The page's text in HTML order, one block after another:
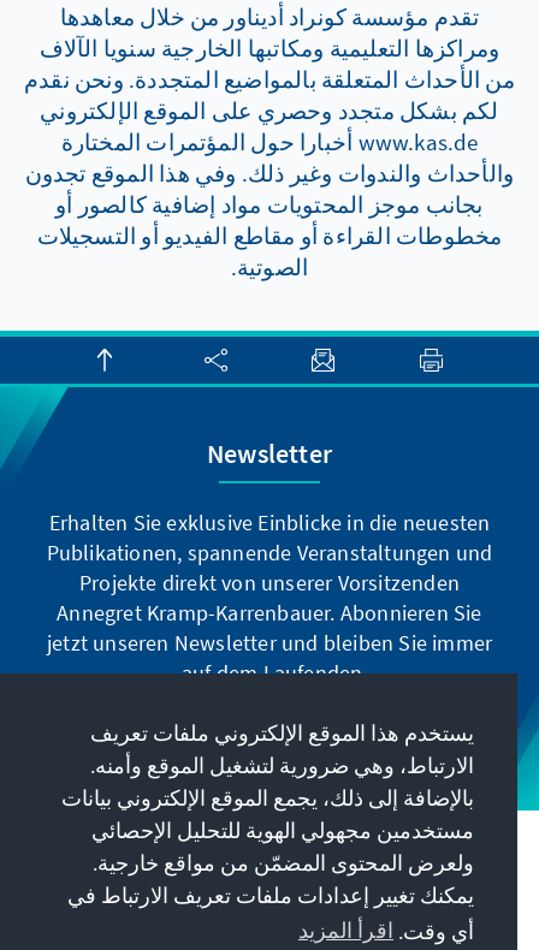
تقدم مؤسسة كونراد أديناور من خلال معاهدها
ومراكزها التعليمية ومكاتبها الخارجية سنويا الآلاف
من الأحداث المتعلقة بالمواضيع المتجددة. ونحن نقدم
لكم بشكل متجدد وحصري على الموقع الإلكتروني
www.kas.de أخبارا حول المؤتمرات المختارة
والأحداث والندوات وغير ذلك. وفي هذا الموقع تجدون
بجانب موجز المحتويات مواد إضافية كالصور أو
مخطوطات القراءة أو مقاطع الفيديو أو التسجيلات
الصوتية.
Newsletter
Erhalten Sie exklusive Einblicke in die neuesten
Publikationen, spannende Veranstaltungen und
Projekte direkt von unserer Vorsitzenden
Annegret Kramp-Karrenbauer. Abonnieren Sie
jetzt unseren Newsletter und bleiben Sie immer
auf dem Laufenden.
Jetzt abonnieren
مهمتنا
معلومات الاتصال
يستخدم هذا الموقع الإلكتروني ملفات تعريف
الارتباط، وهي ضرورية لتشغيل الموقع وأمنه.
بالإضافة إلى ذلك، يجمع الموقع الإلكتروني بيانات
مستخدمين مجهولي الهوية للتحليل الإحصائي
ولعرض المحتوى المضمّن من مواقع خارجية.
يمكنك تغيير إعدادات ملفات تعريف الارتباط في
أي وقت. اقرأ المزيد